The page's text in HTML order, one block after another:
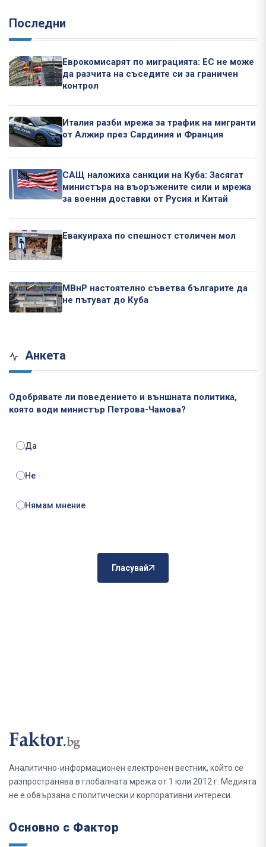
Последни
Еврокомисарят по миграцията: ЕС не може
да разчита на съседите си за граничен
контрол
Италия разби мрежа за трафик на мигранти
от Алжир през Сардиния и Франция
САЩ наложиха санкции на Куба: Засягат
министъра на въоръжените сили и мрежа
за военни доставки от Русия и Китай
Евакуираха по спешност столичен мол
МВнР настоятелно съветва българите да
не пътуват до Куба
Анкета
Одобрявате ли поведението и външната политика,
която води министър Петрова-Чамова?
Да
Не
Нямам мнение
Гласувай
Аналитично-информационен електронен вестник, който се
разпространява в глобалната мрежа от 1 юли 2012 г. Медията
не е обвързана с политически и корпоративни интереси.
Основно с Фактор